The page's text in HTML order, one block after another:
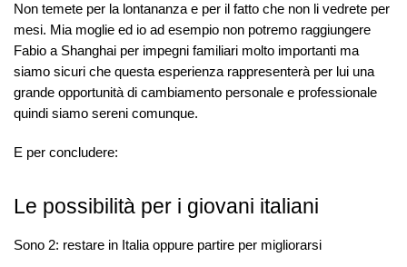
Non temete per la lontananza e per il fatto che non li vedrete per
mesi. Mia moglie ed io ad esempio non potremo raggiungere
Fabio a Shanghai per impegni familiari molto importanti ma
siamo sicuri che questa esperienza rappresenterà per lui una
grande opportunità di cambiamento personale e professionale
quindi siamo sereni comunque.
E per concludere:
Le possibilità per i giovani italiani
Sono 2: restare in Italia oppure partire per migliorarsi